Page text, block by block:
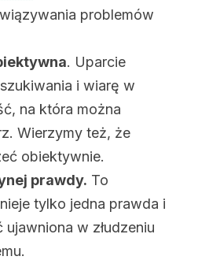
problemów
. Uparcie
i wiarę w
na która można
Wierzymy też, że
obiektywnie.
prawdy. To
tylko jedna prawda i
w złudzeniu